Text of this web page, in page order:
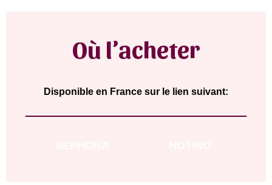
Où l’acheter
Disponible en France sur le lien suivant: